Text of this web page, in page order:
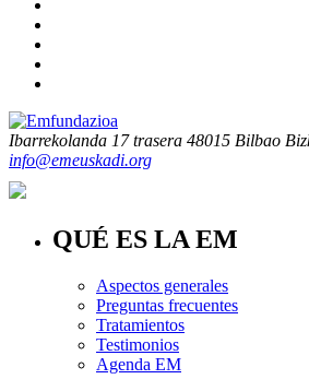
Ibarrekolanda 17 trasera 48015 Bilbao
info@emeuskadi.org
QUÉ ES LA EM
Aspectos generales
Preguntas frecuentes
Tratamientos
Testimonios
Agenda EM